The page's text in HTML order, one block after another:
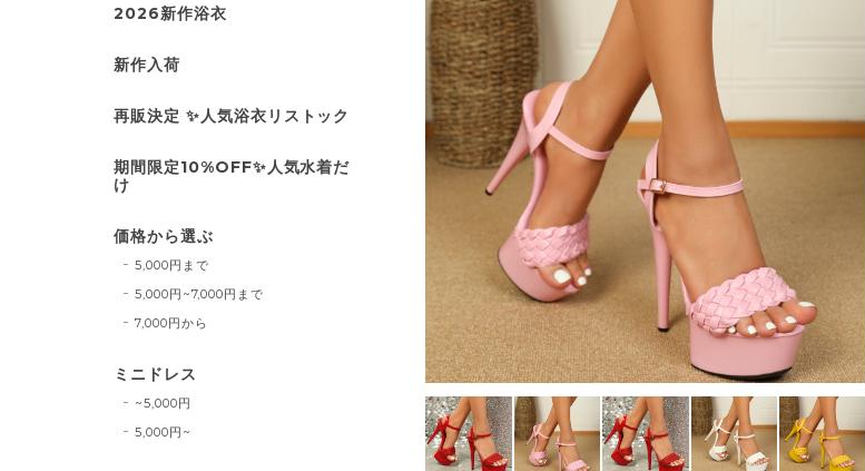
2026新作浴衣
新作入荷
再販決定 ✨人気浴衣リストック
期間限定10%OFF✨人気水着だ
け
価格から選ぶ
5,000円まで
5,000円~7,000円まで
7,000円から
ミニドレス
~5,000円
5,000円~